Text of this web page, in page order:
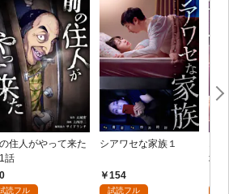
住人がやって来た
話
0
読フル
シアワセな家族１
154
試読フル
地